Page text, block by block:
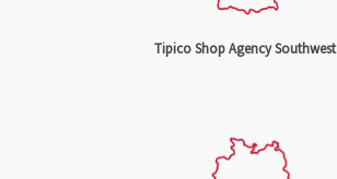
Tipico Shop Agency Southwest